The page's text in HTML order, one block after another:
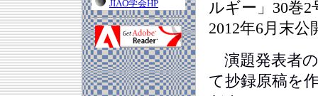
JIAO学会HP
ルギー」30巻
2012年6月末
演題発表者
て抄録原稿を